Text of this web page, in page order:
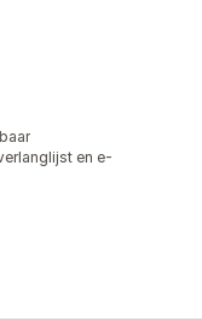
en e-